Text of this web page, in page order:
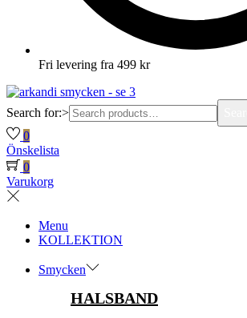
Fri levering fra 499 kr
Search for:>
0
Önskelista
0
Varukorg
Menu
KOLLEKTION
Smycken
HALSBAND